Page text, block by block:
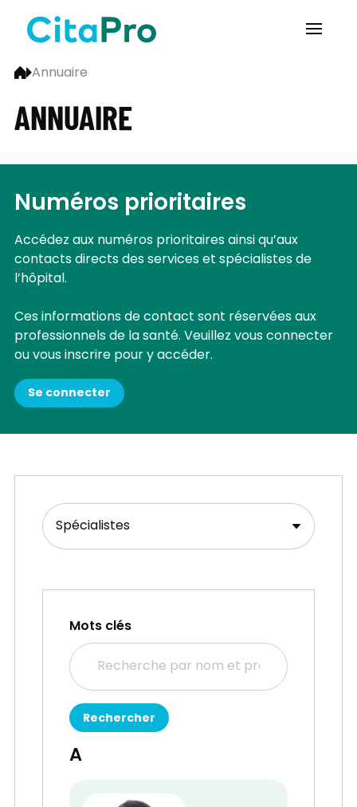
Annuaire
ANNUAIRE
Numéros prioritaires
Accédez aux numéros prioritaires ainsi qu’aux
contacts directs des services et spécialistes de
l’hôpital.
Ces informations de contact sont réservées aux
professionnels de la santé. Veuillez vous connecter
ou vous inscrire pour y accéder.
Se connecter
Mots clés
A